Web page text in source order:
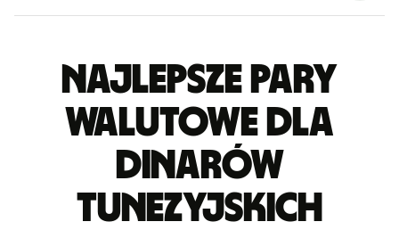
Najlepsze pary
walutowe dla
dinarów
tunezyjskich